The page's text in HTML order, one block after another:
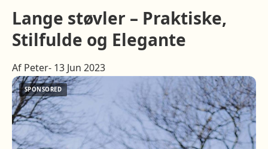
Lange støvler – Praktiske,
Stilfulde og Elegante
Af Peter- 13 Jun 2023